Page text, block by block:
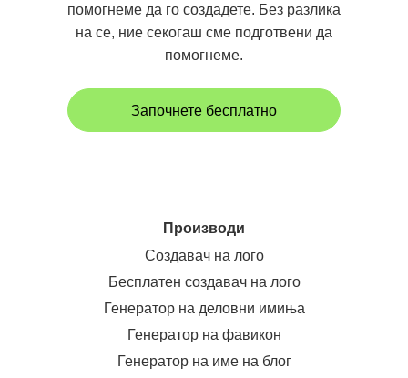
помогнеме да го создадете. Без разлика
на се, ние секогаш сме подготвени да
помогнеме.
Започнете бесплатно
Производи
Создавач на лого
Бесплатен создавач на лого
Генератор на деловни имиња
Генератор на фавикон
Генератор на име на блог